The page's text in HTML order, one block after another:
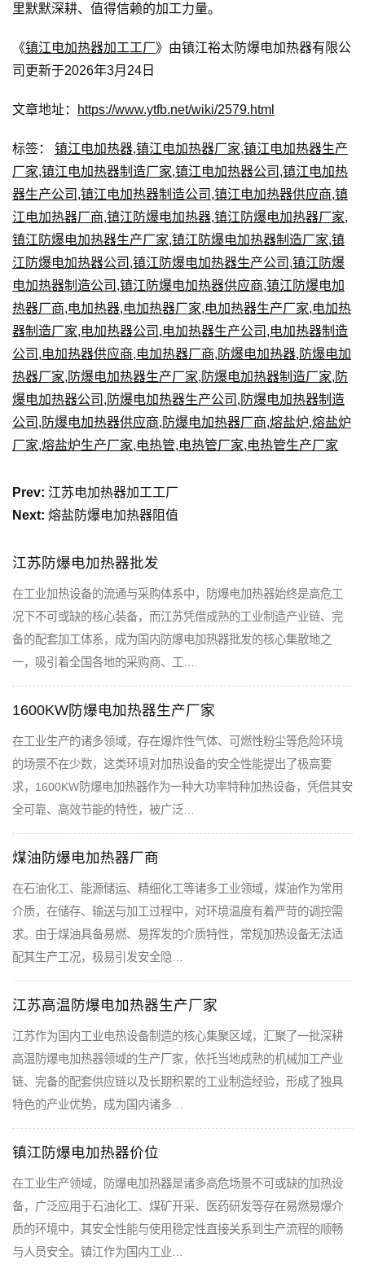
里默默深耕、值得信赖的加工力量。
《镇江电加热器加工工厂》由镇江裕太防爆电加热器有限公
司更新于2026年3月24日
文章地址： https://www.ytfb.net/wiki/2579.html
标签： 镇江电加热器,镇江电加热器厂家,镇江电加热器生产
厂家,镇江电加热器制造厂家,镇江电加热器公司 ,镇江电加热
器生产公司 ,镇江电加热器制造公司 ,镇江电加热器供应商,镇
江电加热器厂商,镇江防爆电加热器,镇江防爆电加热器厂家,
镇江防爆电加热器生产厂家,镇江防爆电加热器制造厂家,镇
江防爆电加热器公司 ,镇江防爆电加热器生产公司 ,镇江防爆
电加热器制造公司 ,镇江防爆电加热器供应商,镇江防爆电加
热器厂商,电加热器,电加热器厂家,电加热器生产厂家,电加热
器制造厂家,电加热器公司 ,电加热器生产公司 ,电加热器制造
公司 ,电加热器供应商,电加热器厂商, 防爆电加热器, 防爆电加
热器厂家, 防爆电加热器生产厂家, 防爆电加热器制造厂家, 防
爆电加热器公司 , 防爆电加热器生产公司 , 防爆电加热器制造
公司 , 防爆电加热器供应商, 防爆电加热器厂商,熔盐炉,熔盐炉
厂家,熔盐炉生产厂家,电热管,电热管厂家,电热管生产厂家
Prev: 江苏电加热器加工工厂
Next: 熔盐防爆电加热器阻值
江苏防爆电加热器批发
在工业加热设备的流通与采购体系中，防爆电加热器始终是高危工
况下不可或缺的核心装备，而江苏凭借成熟的工业制造产业链、完
备的配套加工体系，成为国内防爆电加热器批发的核心集散地之
一，吸引着全国各地的采购商、工…
1600KW防爆电加热器生产厂家
在工业生产的诸多领域，存在爆炸性气体、可燃性粉尘等危险环境
的场景不在少数，这类环境对加热设备的安全性能提出了极高要
求，1600KW防爆电加热器作为一种大功率特种加热设备，凭借其安
全可靠、高效节能的特性，被广泛…
煤油防爆电加热器厂商
在石油化工、能源储运、精细化工等诸多工业领域，煤油作为常用
介质，在储存、输送与加工过程中，对环境温度有着严苛的调控需
求。由于煤油具备易燃、易挥发的介质特性，常规加热设备无法适
配其生产工况，极易引发安全隐…
江苏高温防爆电加热器生产厂家
江苏作为国内工业电热设备制造的核心集聚区域，汇聚了一批深耕
高温防爆电加热器领域的生产厂家，依托当地成熟的机械加工产业
链、完备的配套供应链以及长期积累的工业制造经验，形成了独具
特色的产业优势，成为国内诸多…
镇江防爆电加热器价位
在工业生产领域，防爆电加热器是诸多高危场景不可或缺的加热设
备，广泛应用于石油化工、煤矿开采、医药研发等存在易燃易爆介
质的环境中，其安全性能与使用稳定性直接关系到生产流程的顺畅
与人员安全。镇江作为国内工业…